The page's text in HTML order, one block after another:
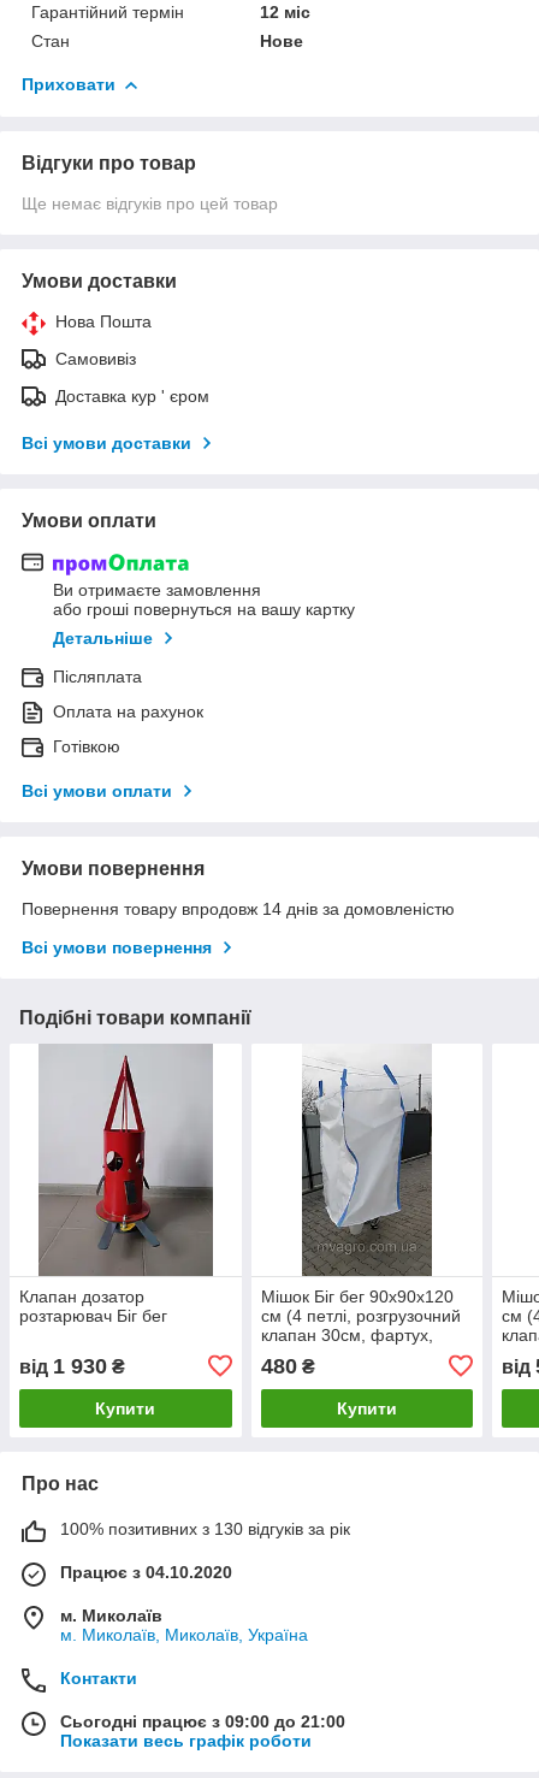
Гарантійний термін
12 міс
Стан
Нове
Приховати
Відгуки про товар
Ще немає відгуків про цей товар
Умови доставки
Нова Пошта
Самовивіз
Доставка кур ' єром
Всі умови доставки
Умови оплати
Ви отримаєте замовлення
або гроші повернуться на вашу картку
Детальніше
Післяплата
Оплата на рахунок
Готівкою
Всі умови оплати
Умови повернення
Повернення товару впродовж 14 днів за домовленістю
Всі умови повернення
Подібні товари компанії
Клапан дозатор
розтарювач Біг бег
від 1 930 ₴
Купити
Мішок Біг бег 90х90х120
см (4 петлі, розгрузочний
клапан 30см, фартух,
480₴
Купити
см
від
Про нас
100% позитивних з 130 відгуків за рік
Працює з 04.10.2020
м. Миколаїв
м. Миколаїв, Миколаїв, Україна
Контакти
Сьогодні працює з 09:00 до 21:00
Показати весь графік роботи